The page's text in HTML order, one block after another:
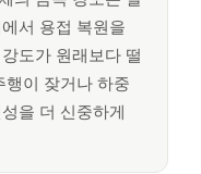
서 용접 복원을
도가 원래보다 떨
행이 잦거나 하중
을 더 신중하게